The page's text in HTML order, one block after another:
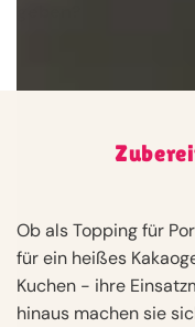
Ob als Topping für
für ein heißes
Kuchen - ihre
hinaus machen sie